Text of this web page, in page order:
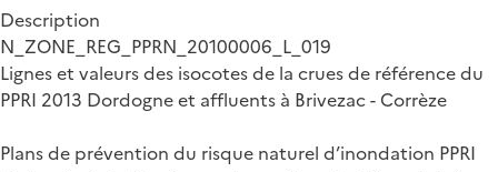
Description
N_ZONE_REG_PPRN_20100006_L_019
Lignes et valeurs des isocotes de la crues de référence du
PPRI 2013 Dordogne et affluents à Brivezac - Corrèze
Plans de prévention du risque naturel d’inondation PPRI